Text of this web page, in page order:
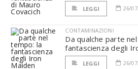
LEGGI 26/
CONTAMINAZIONI
Da qualche parte
fantascienza degli
LEGGI 26/